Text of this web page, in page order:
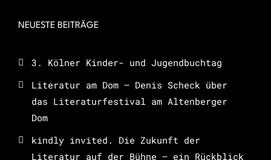
NEUESTE BEITRÄGE
3. Kölner Kinder- und Jugendbuchtag
Literatur am Dom – Denis Scheck über
das Literaturfestival am Altenberger
Dom
kindly invited. Die Zukunft der
Literatur auf der Bühne – ein Rückblick